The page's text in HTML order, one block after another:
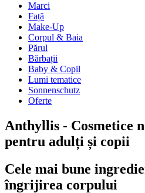
Marci
Față
Make-Up
Corpul & Baia
Părul
Bărbații
Baby & Copil
Lumi tematice
Sonnenschutz
Oferte
Anthyllis - Cosmetice
pentru adulți și copii
Cele mai bune
îngrijirea corpului